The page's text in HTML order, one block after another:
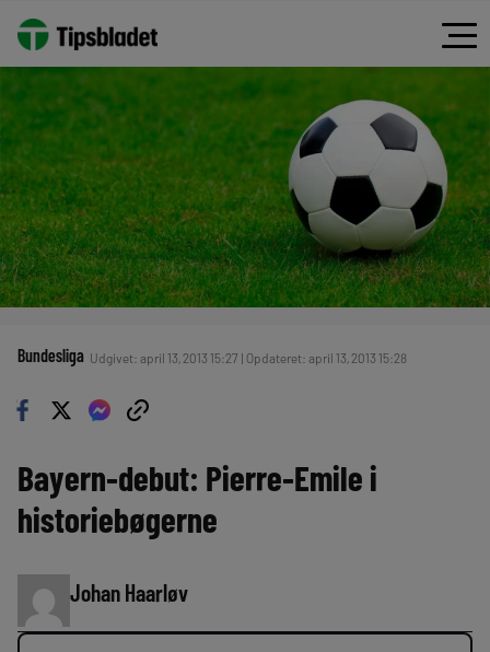
Bundesliga Udgivet: april 13, 2013 15:27 | Opdateret: april 13, 2013 15:28
Bayern-debut: Pierre-Emile i
historiebøgerne
Johan Haarløv